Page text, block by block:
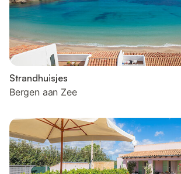
Strandhuisjes
Bergen aan Zee